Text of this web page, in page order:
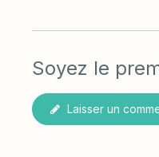
Soyez le
Laisser un